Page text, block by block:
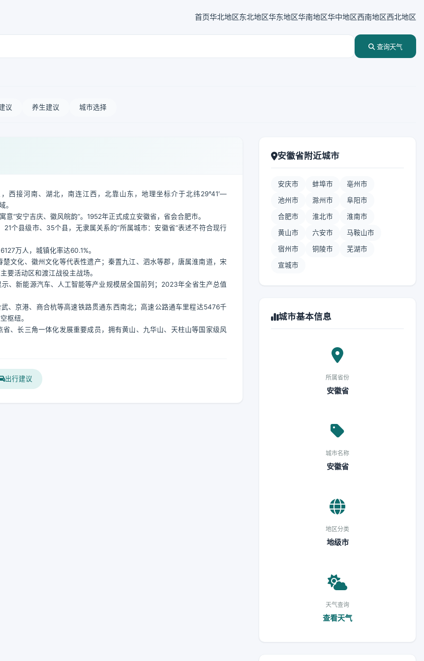
首页华北地区东北地区华东地区华南地区华中地区西南地区西北地区
查询天气
议 养生建议 城市选择
西接河南、湖北，南连江西，北靠山东，地理坐标介于北纬29°41′—
。
“安宁吉庆、徽风皖韵”。1952年正式成立安徽省，省会合肥市。
个县级市、35个县，无隶属关系的“所属城市：安徽省”表述不符合现行
万人，城镇化率达60.1%。
文化、徽州文化等代表性遗产；秦置九江、泗水等郡，唐属淮南道，宋
要活动区和渡江战役主战场。
、新能源汽车、人工智能等产业规模居全国前列；2023年全省生产总值
、京港、商合杭等高速铁路贯通东西南北；高速公路通车里程达5476千
枢纽。
、长三角一体化发展重要成员，拥有黄山、九华山、天柱山等国家级风
出行建议
安徽省附近城市
安庆市 蚌埠市 亳州市
池州市 滁州市 阜阳市
合肥市 淮北市 淮南市
黄山市 六安市 马鞍山市
宿州市 铜陵市 芜湖市
宣城市
城市基本信息
所属省份
安徽省
城市名称
安徽省
地区分类
地级市
天气查询
查看天气